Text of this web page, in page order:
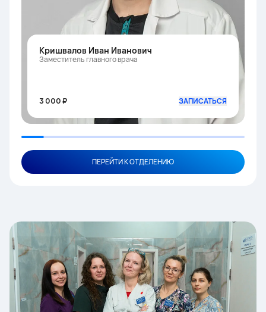
Кришвалов Иван Иванович
Заместитель главного врача
3 000 ₽ ЗАПИСАТЬСЯ
ПЕРЕЙТИ К ОТДЕЛЕНИЮ